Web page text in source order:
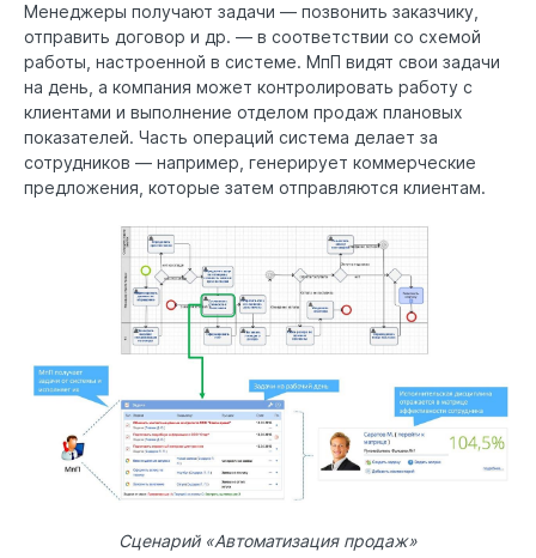
Менеджеры получают задачи — позвонить заказчику,
отправить договор и др. — в соответствии со схемой
работы, настроенной в системе. МпП видят свои задачи
на день, а компания может контролировать работу с
клиентами и выполнение отделом продаж плановых
показателей. Часть операций система делает за
сотрудников — например, генерирует коммерческие
предложения, которые затем отправляются клиентам.
Сценарий «Автоматизация продаж»